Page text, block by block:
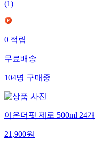
(1)
0적립
무료배송
104명구매중
이온더핏 제로 500ml 24개
21,900원